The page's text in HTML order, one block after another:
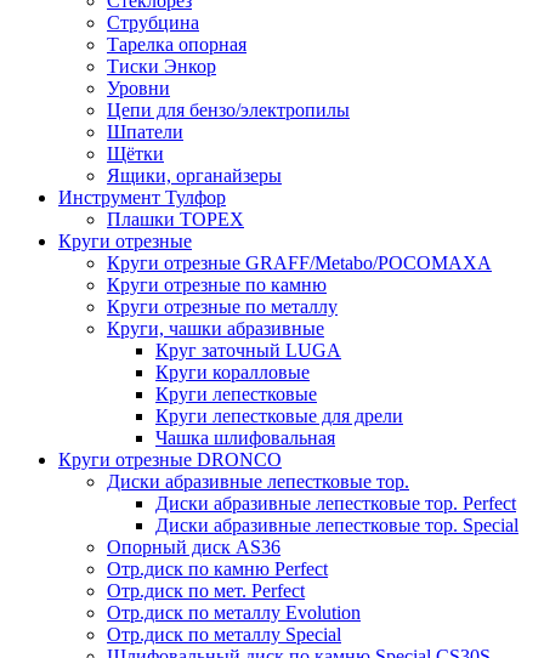
Струбцина
Тарелка опорная
Тиски Энкор
Уровни
Цепи для бензо/электропилы
Шпатели
Щётки
Ящики, органайзеры
Инструмент Тулфор
Плашки ТОРЕХ
Круги отрезные
Круги отрезные GRAFF/Metabo/РОСОМАХА
Круги отрезные по камню
Круги отрезные по металлу
Круги, чашки абразивные
Круг заточный LUGA
Круги коралловые
Круги лепестковые
Круги лепестковые для дрели
Чашка шлифовальная
Круги отрезные DRONCO
Диски абразивные лепестковые тор.
Диски абразивные лепестковые тор. Perfect
Диски абразивные лепестковые тор. Speciаl
Опорный диск AS36
Отр.диск по камню Perfect
Отр.диск по мет. Perfect
Отр.диск по металлу Evolution
Отр.диск по металлу Special